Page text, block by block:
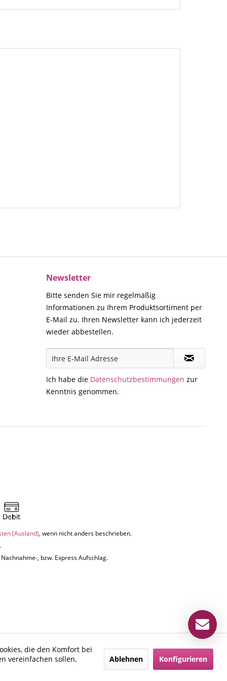
Newsletter
Bitte senden Sie mir regelmäßig
Informationen zu Ihrem Produktsortiment per
E-Mail zu. Ihren Newsletter kann ich jederzeit
wieder abbestellen.
Ich habe die Datenschutzbestimmungen zur
Kenntnis genommen.
(Ausland), wenn nicht anders beschrieben.
, bzw. Express Aufschlag.
die den Komfort bei
vereinfachen sollen,
Ablehnen Konfigurieren